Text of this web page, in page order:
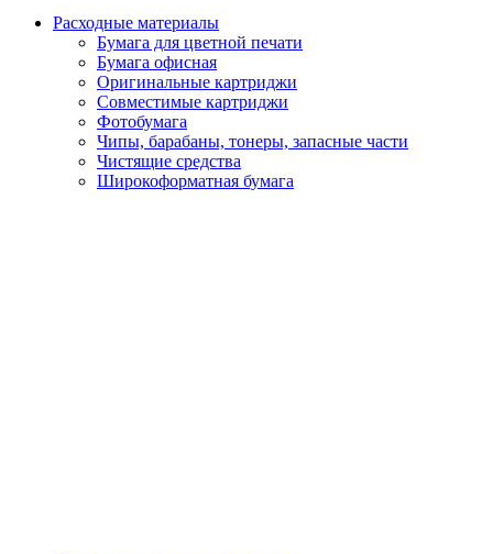
Расходные материалы
Бумага для цветной печати
Бумага офисная
Оригинальные картриджи
Совместимые картриджи
Фотобумага
Чипы, барабаны, тонеры, запасные части
Чистящие средства
Широкоформатная бумага